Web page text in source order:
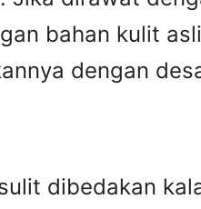
bahan kulit
dengan
dibedakan